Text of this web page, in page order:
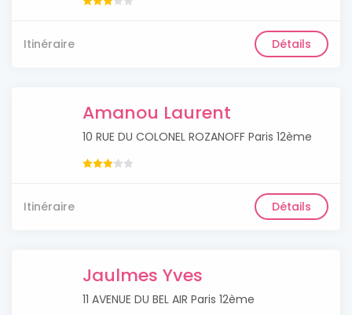
Itinéraire Détails
Amanou Laurent
10 RUE DU COLONEL ROZANOFF Paris 12ème
Itinéraire Détails
Jaulmes Yves
11 AVENUE DU BEL AIR Paris 12ème